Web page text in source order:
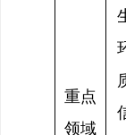
重点
领域